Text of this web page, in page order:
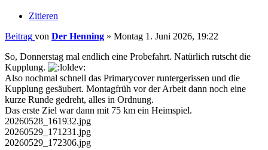
Zitieren
Beitrag von Der Henning » Montag 1. Juni 2026, 19:22
So, Donnerstag mal endlich eine Probefahrt. Natürlich rutscht die
Kupplung.
Also nochmal schnell das Primarycover runtergerissen und die
Kupplung gesäubert. Montagfrüh vor der Arbeit dann noch eine
kurze Runde gedreht, alles in Ordnung.
Das erste Ziel war dann mit 75 km ein Heimspiel.
20260528_161932.jpg
20260529_171231.jpg
20260529_172306.jpg